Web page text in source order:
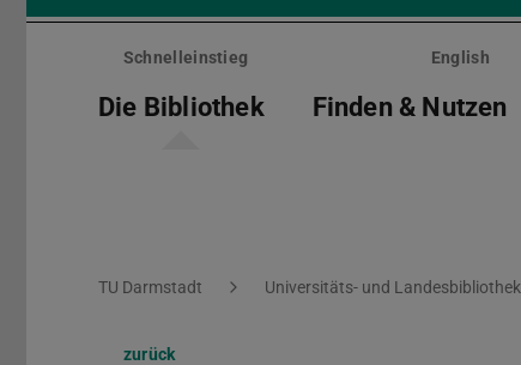
Menü
überspringenSchnelleinstieg English
Die Bibliothek Finden & Nutzen
Sie befinden sich hier:
TU Darmstadt Universitäts- und Landesbibliothek
zurück